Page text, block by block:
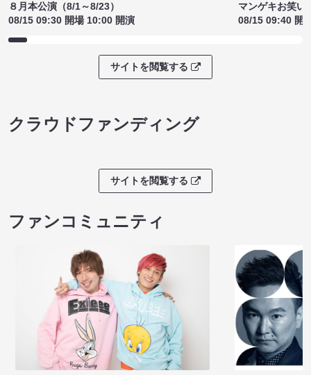
８月本公演（8/1～8/23）
08/15 09:30 開場 10:00 開演
マンゲキお笑い
08/15 09:40 開
サイトを閲覧する
クラウドファンディング
サイトを閲覧する
ファンコミュニティ